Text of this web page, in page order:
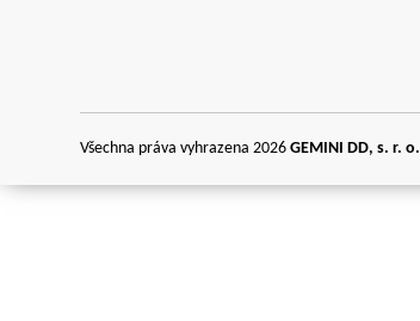
Všechna práva vyhrazena 2026GEMINI DD, s. r. o.